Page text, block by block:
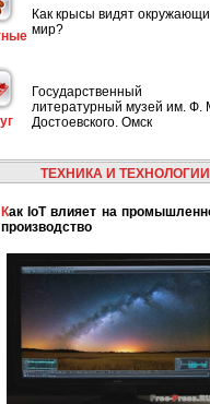
Как крысы видят
мир?
Государственный
литературный музей им. Ф.
Достоевского. Омск
ТЕХНИКА И ТЕХНОЛОГИИ
Как IoT влияет на промышленность и
производство